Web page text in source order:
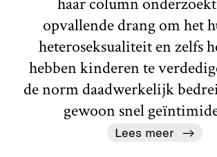
opvallende drang om het
heteroseksualiteit en zelfs
hebben kinderen te
de norm daadwerkelijk
gewoon snel
Lees meer